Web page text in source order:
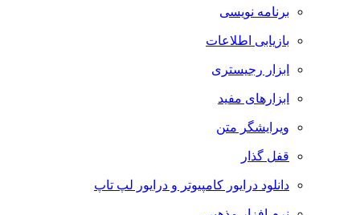
برنامه نویسی
بازیابی اطلاعات
ابزار رجیستری
ابزارهای مفید
ویرایشگر متن
قفل گذار
دانلود درایور کامپیوتر و درایور لپ تاپ